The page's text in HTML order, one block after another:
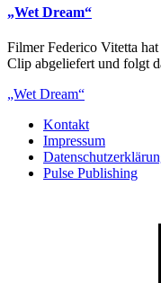
„Wet Dream“
Filmer Federico Vitetta
Clip abgeliefert und folgt
„Wet Dream“
Kontakt
Impressum
Pulse Publishing